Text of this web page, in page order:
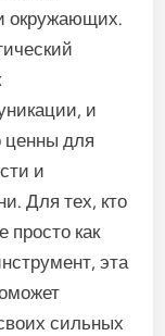
окружающих.
и
ценны для
и
Для тех, кто
просто как
эта
сильных